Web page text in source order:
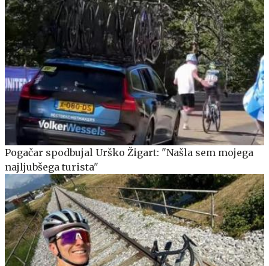
Pogačar spodbujal Urško Žigart: "Našla sem mojega
najljubšega turista"